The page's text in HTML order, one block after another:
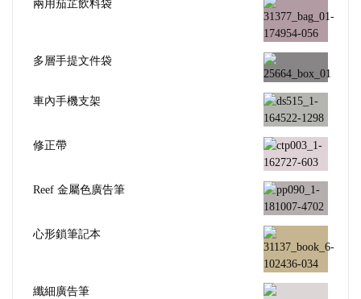
兩用茄芷飲料袋
多層手提文件袋
車內手機支架
修正帶
Reef 金屬色廣告筆
心形鎖筆記本
纖細廣告筆